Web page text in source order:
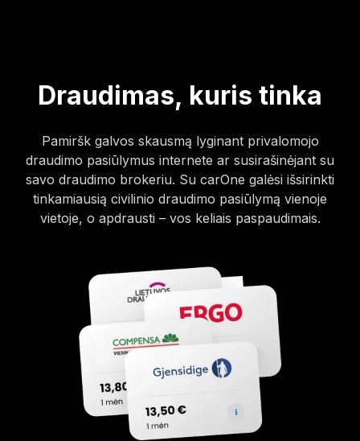
Draudimas, kuris tinka
Pamiršk galvos skausmą lyginant privalomojo
draudimo pasiūlymus internete ar susirašinėjant su
savo draudimo brokeriu. Su carOne galėsi išsirinkti
tinkamiausią civilinio draudimo pasiūlymą vienoje
vietoje, o apdrausti – vos keliais paspaudimais.